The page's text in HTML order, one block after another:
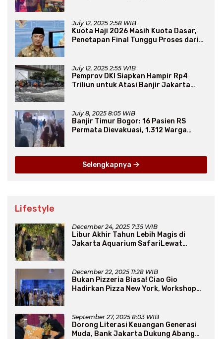
July 12, 2025 2:58 WIB
Kuota Haji 2026 Masih Kuota Dasar,
Penetapan Final Tunggu Proses dari
July 12, 2025 2:55 WIB
Pemprov DKI Siapkan Hampir Rp4
Triliun untuk Atasi Banjir Jakarta
July 8, 2025 8:05 WIB
Banjir Timur Bogor: 16 Pasien RS
Permata Dievakuasi, 1.312 Warga
Selengkapnya
Lifestyle
December 24, 2025 7:35 WIB
Libur Akhir Tahun Lebih Magis di
Jakarta Aquarium SafariLewat
December 22, 2025 11:28 WIB
Bukan Pizzeria Biasa! Ciao Gio
Hadirkan Pizza New York, Workshop
September 27, 2025 8:03 WIB
Dorong Literasi Keuangan Generasi
Muda, Bank Jakarta Dukung Abang